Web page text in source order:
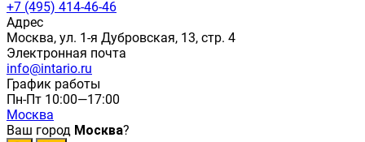
+7 (495) 414-46-46
Адрес
Москва, ул. 1-я Дубровская, 13, стр. 4
Электронная почта
info@intario.ru
График работы
Пн-Пт 10:00—17:00
Москва
Ваш город Москва?